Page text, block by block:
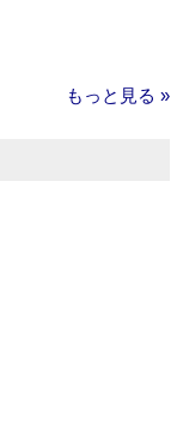
もっと見る »